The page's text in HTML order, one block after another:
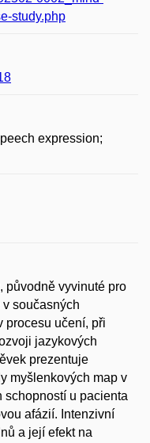
study.php
expression;
původně vyvinuté pro
současných
procesu učení, při
jazykových
prezentuje
myšlenkových map v
schopností u pacienta
afázií. Intenzivní
a její efekt na